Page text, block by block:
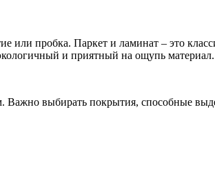
или пробка. Паркет и ламинат – это
и приятный на ощупь материал.
Важно выбирать покрытия, способные